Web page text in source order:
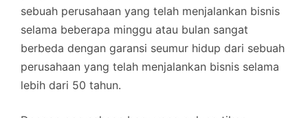
sebuah perusahaan yang telah menjalankan bisnis
selama beberapa minggu atau bulan sangat
berbeda dengan garansi seumur hidup dari sebuah
perusahaan yang telah menjalankan bisnis selama
lebih dari 50 tahun.